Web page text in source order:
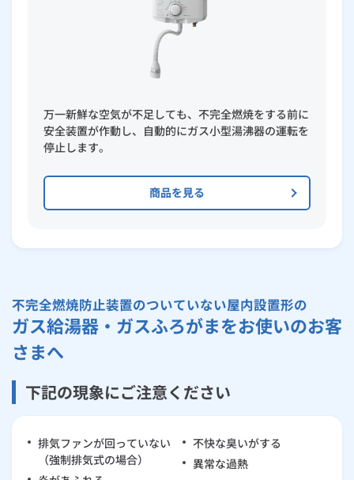
万一新鮮な空気が不足しても、不完全燃焼をする前に
安全装置が作動し、自動的にガス小型湯沸器の運転を
停止します。
商品を見る
不完全燃焼防止装置のついていない屋内設置形の
ガス給湯器・ガスふろがまをお使いのお客
さまへ
下記の現象にご注意ください
排気ファンが回っていない
（強制排気式の場合）
不快な臭いがする
異常な過熱